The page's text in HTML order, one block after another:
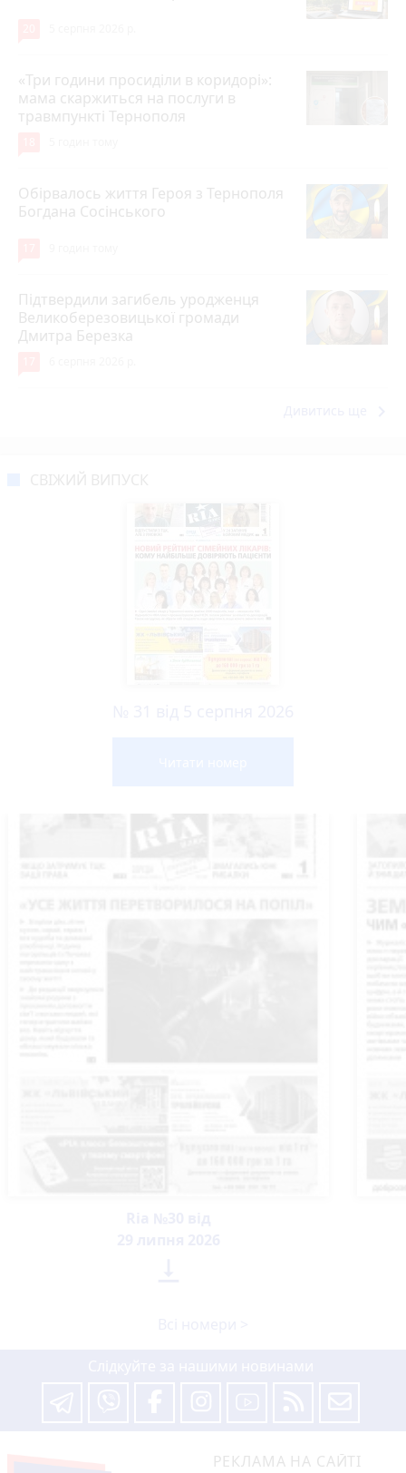
«Три години просиділи в коридорі»:
мама скаржиться на послуги в
травмпункті Тернополя
Обірвалось життя Героя з Тернополя
Богдана Сосінського
Підтвердили загибель уродженця
Великоберезовицької громади
Дмитра Березка
РЕКЛАМА НА САЙТІ